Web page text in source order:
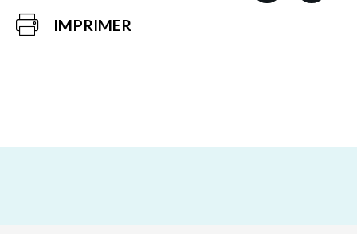
IMPRIMER